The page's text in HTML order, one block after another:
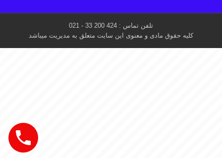
تلفن تماس : 424 200 33 - 021
کلیه حقوق مادی و معنوی این سایت متعلق به مدیریت میباشد